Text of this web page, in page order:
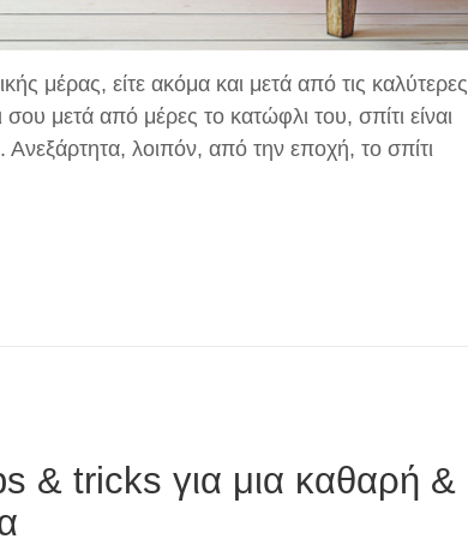
μέρας, είτε ακόμα και μετά από τις καλύτερες
μετά από μέρες το κατώφλι του, σπίτι είναι
Ανεξάρτητα, λοιπόν, από την εποχή, το σπίτι
& tricks για μια καθαρή &